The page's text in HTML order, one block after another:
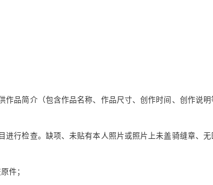
品简介（包含作品名称、作品尺寸、创作时间、创作说
行检查。缺项、未贴有本人照片或照片上未盖骑缝章、
件 ；